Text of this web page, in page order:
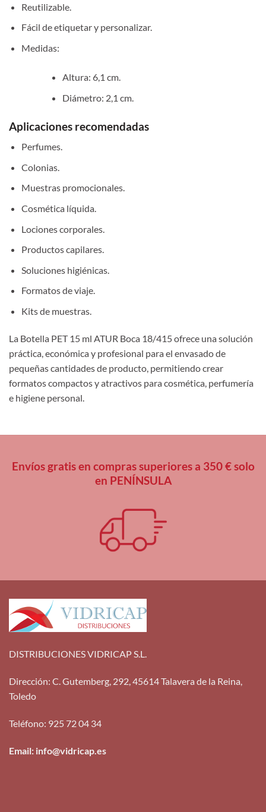
Reutilizable.
Fácil de etiquetar y personalizar.
Medidas:
Altura: 6,1 cm.
Diámetro: 2,1 cm.
Aplicaciones recomendadas
Perfumes.
Colonias.
Muestras promocionales.
Cosmética líquida.
Lociones corporales.
Productos capilares.
Soluciones higiénicas.
Formatos de viaje.
Kits de muestras.
La Botella PET 15 ml ATUR Boca 18/415 ofrece una solución
práctica, económica y profesional para el envasado de
pequeñas cantidades de producto, permitiendo crear
formatos compactos y atractivos para cosmética, perfumería
e higiene personal.
Envíos gratis en compras superiores a 350 € solo
en PENÍNSULA
DISTRIBUCIONES VIDRICAP S.L.
Dirección: C. Gutemberg, 292, 45614 Talavera de la Reina,
Toledo
Teléfono: 925 72 04 34
Email: info@vidricap.es